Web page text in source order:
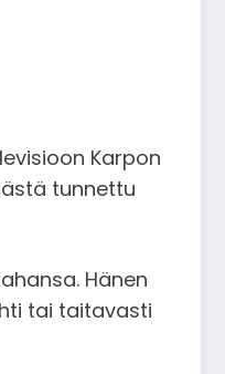
Karpon
tunnettu
Hänen
tai taitavasti